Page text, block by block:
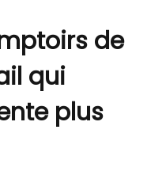
de
qui
plus